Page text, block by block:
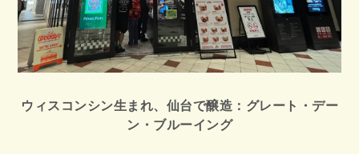
ウィスコンシン生まれ、仙台で醸造：グレート・デー
ン・ブルーイング